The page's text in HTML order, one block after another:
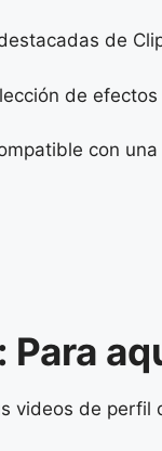
de
de
con
Para
videos de perfil